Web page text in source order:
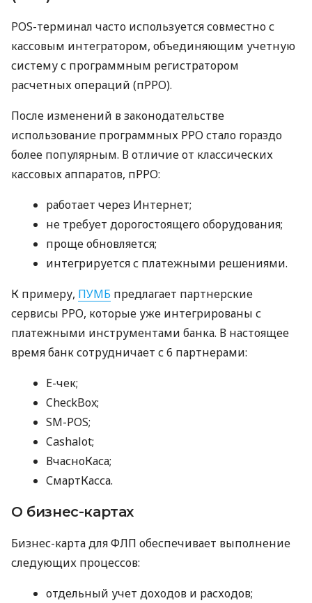
POS-терминал часто используется совместно с
кассовым интегратором, объединяющим учетную
систему с программным регистратором
расчетных операций (пРРО).
После изменений в законодательстве
использование программных РРО стало гораздо
более популярным. В отличие от классических
кассовых аппаратов, пРРО:
работает через Интернет;
не требует дорогостоящего оборудования;
проще обновляется;
интегрируется с платежными решениями.
К примеру, ПУМБ предлагает партнерские
сервисы РРО, которые уже интегрированы с
платежными инструментами банка. В настоящее
время банк сотрудничает с 6 партнерами:
E-чек;
CheckBox;
SM-POS;
Cashalot;
ВчасноКаса;
СмартКасса.
О бизнес-картах
Бизнес-карта для ФЛП обеспечивает выполнение
следующих процессов:
отдельный учет доходов и расходов;